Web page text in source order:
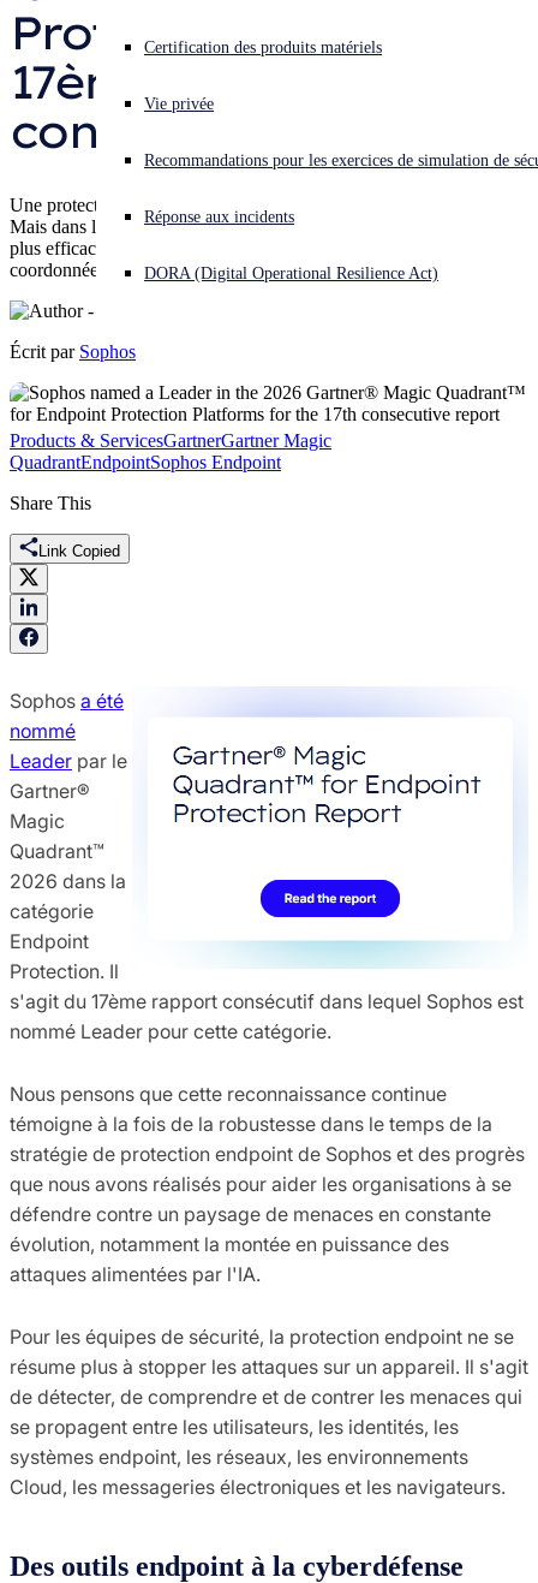
Vous subissez une cyberattaque ? Obtenez une aide immédiate.
Se connecter
Open search
Open language switcher
Certification des produits matériels
Vie privée
Recommandations pour les exercices de simulation de
Réponse aux incidents
DORA (Digital Operational Resilience Act)
Protection pour la
17ème année
consécutive
Une protection robuste des systèmes endpoint demeure essentielle.
Mais dans le contexte actuel de menaces pilotées par l'IA, elle est
plus efficace lorsqu'elle s'inscrit dans une défense plus large et
coordonnée.
Écrit par Sophos
Products & ServicesGartnerGartner Magic
QuadrantEndpointSophos Endpoint
Share This
Link Copied
Sophos a été
nommé
Leader par le
Gartner®
Magic
Quadrant™
2026 dans la
catégorie
Endpoint
Protection. Il
s'agit du 17ème rapport consécutif dans lequel Sophos est
nommé Leader pour cette catégorie.
Nous pensons que cette reconnaissance continue
témoigne à la fois de la robustesse dans le temps de la
stratégie de protection endpoint de Sophos et des progrès
que nous avons réalisés pour aider les organisations à se
défendre contre un paysage de menaces en constante
évolution, notamment la montée en puissance des
attaques alimentées par l'IA.
Pour les équipes de sécurité, la protection endpoint ne se
résume plus à stopper les attaques sur un appareil. Il s'agit
de détecter, de comprendre et de contrer les menaces qui
se propagent entre les utilisateurs, les identités, les
systèmes endpoint, les réseaux, les environnements
Cloud, les messageries électroniques et les navigateurs.
Des outils endpoint à la cyberdéfense